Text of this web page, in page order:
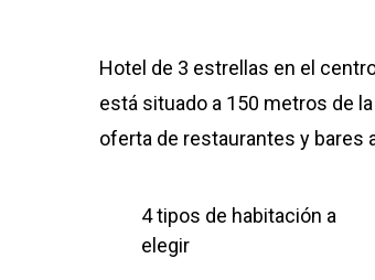
Hotel de 3 estrellas en el
está situado a 150 metros de
oferta de restaurantes y bares
4 tipos de habitación a
elegir